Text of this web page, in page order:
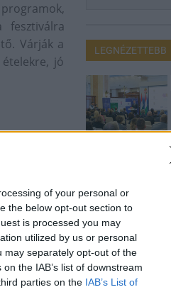
of your personal or
the below opt-out section to
is processed you may
utilized by us or personal
may separately opt-out of the
the IAB’s list of downstream
parties on the IAB’s List of
fesztiválra
Várják a
jó
ös
LEGNÉZETTEBB